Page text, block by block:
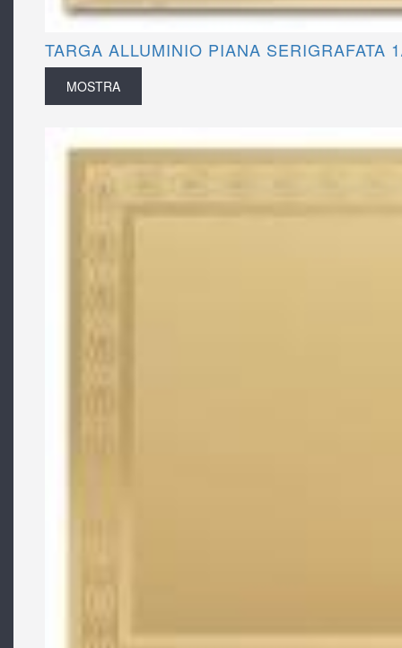
TARGA ALLUMINIO PIANA SERIGRAFATA
MOSTRA